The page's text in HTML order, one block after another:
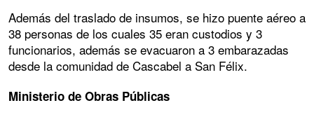
Además del traslado de insumos, se hizo puente aéreo a
38 personas de los cuales 35 eran custodios y 3
funcionarios, además se evacuaron a 3 embarazadas
desde la comunidad de Cascabel a San Félix.
Ministerio de Obras Públicas